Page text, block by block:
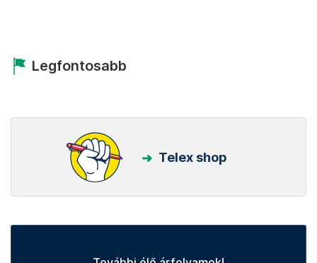
Legfontosabb
Telex shop